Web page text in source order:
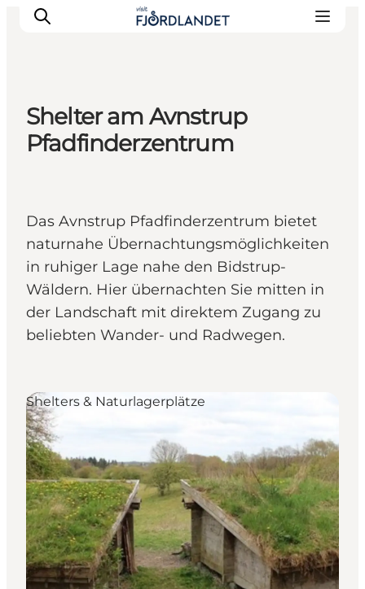
Städte & Orte
Erlebnisse
Shelter am Avnstrup
Pfadfinderzentrum
Das Avnstrup Pfadfinderzentrum bietet
naturnahe Übernachtungsmöglichkeiten
in ruhiger Lage nahe den Bidstrup-
Wäldern. Hier übernachten Sie mitten in
der Landschaft mit direktem Zugang zu
beliebten Wander- und Radwegen.
Shelters & Naturlagerplätze